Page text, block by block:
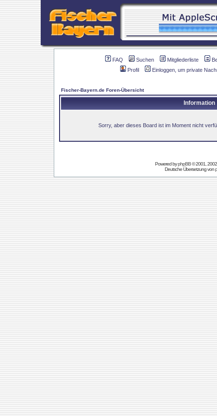
FAQ Suchen Mitgliederliste
Profil
Einloggen, um private
Fischer-Bayern.de Foren-Übersicht
Information
Sorry, aber dieses Board ist im Moment nicht
Powered byphpBB© 2001,
Deutsche Übersetzung von